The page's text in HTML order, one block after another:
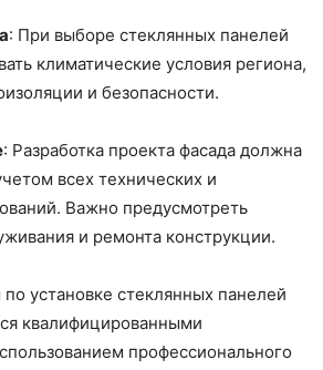
: При выборе стеклянных панелей
климатические условия региона,
и безопасности.
: Разработка проекта фасада должна
всех технических и
Важно предусмотреть
и ремонта конструкции.
по установке стеклянных панелей
квалифицированными
профессионального